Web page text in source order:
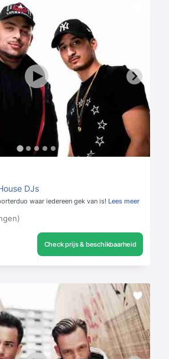
DJs
waar iedereen gek van is! Lees meer
Check prijs & beschikbaarheid